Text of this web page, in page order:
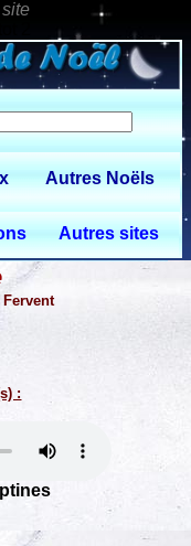
2
Autres Noëls
Autres sites
: